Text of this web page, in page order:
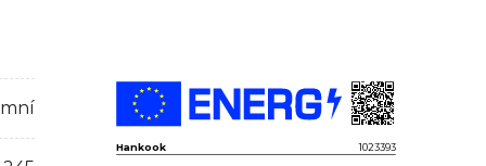
Hankook 1023393